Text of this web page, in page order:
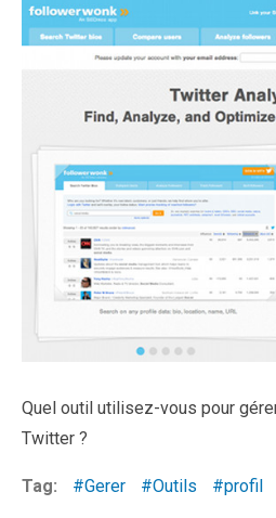
Quel outil utilisez-vous pour
Twitter ?
Tag: Gerer Outils profil